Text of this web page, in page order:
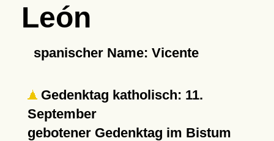
León
spanischer Name: Vicente
Gedenktag katholisch: 11.
September
gebotener Gedenktag im Bistum